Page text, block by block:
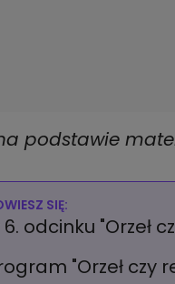
podstawie
SIĘ:
odcinku "Orzeł
"Orzeł czy